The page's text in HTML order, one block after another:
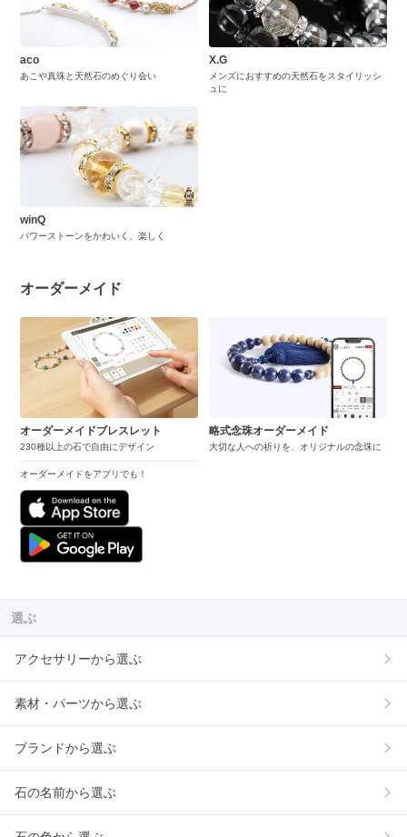
aco
あこや真珠と天然石のめぐり会い
X.G
メンズにおすすめの天然石をスタイリッシ
ュに
winQ
パワーストーンをかわいく、楽しく
オーダーメイド
オーダーメイドブレスレット
230種以上の石で自由にデザイン
オーダーメイドをアプリでも！
略式念珠オーダーメイド
大切な人への祈りを、オリジナルの念珠に
選ぶ
アクセサリーから選ぶ
素材・パーツから選ぶ
ブランドから選ぶ
石の名前から選ぶ